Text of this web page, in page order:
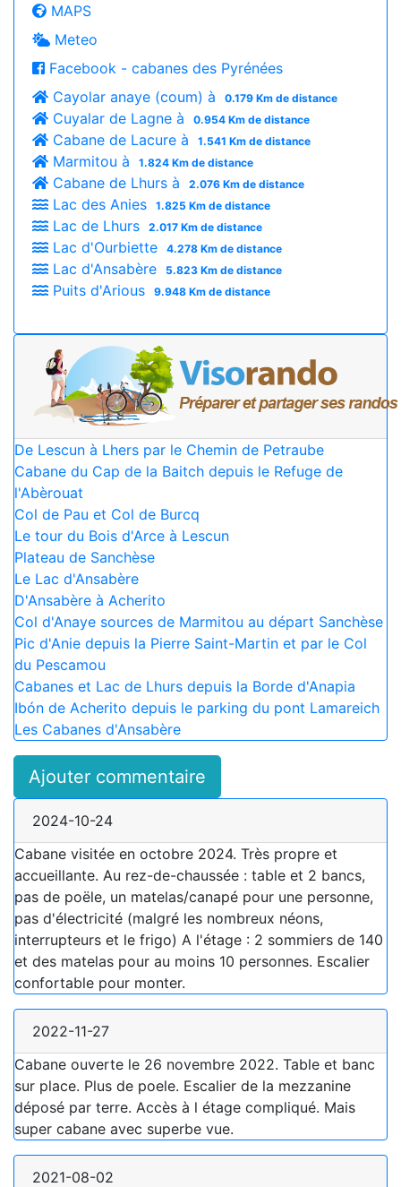
MAPS
Meteo
Facebook - cabanes des Pyrénées
Cayolar anaye (coum) à
0.179 Km de distance
Cuyalar de Lagne à 0.954 Km de distance
Cabane de Lacure à 1.541 Km de distance
Marmitou à 1.824 Km de distance
Cabane de Lhurs à 2.076 Km de distance
Lac des Anies 1.825 Km de distance
Lac de Lhurs 2.017 Km de distance
Lac d'Ourbiette 4.278 Km de distance
Lac d'Ansabère 5.823 Km de distance
Puits d'Arious 9.948 Km de distance
De Lescun à Lhers par le Chemin de Petraube
Cabane du Cap de la Baitch depuis le Refuge de
l'Abèrouat
Col de Pau et Col de Burcq
Le tour du Bois d'Arce à Lescun
Plateau de Sanchèse
Le Lac d'Ansabère
D'Ansabère à Acherito
Col d'Anaye sources de Marmitou au départ Sanchèse
Pic d'Anie depuis la Pierre Saint-Martin et par le Col
du Pescamou
Cabanes et Lac de Lhurs depuis la Borde d'Anapia
Ibón de Acherito depuis le parking du pont Lamareich
Les Cabanes d'Ansabère
Ajouter commentaire
2024-10-24
Cabane visitée en octobre 2024. Très propre et
accueillante. Au rez-de-chaussée : table et 2 bancs,
pas de poële, un matelas/canapé pour une personne,
pas d'électricité (malgré les nombreux néons,
interrupteurs et le frigo) A l'étage : 2 sommiers de 140
et des matelas pour au moins 10 personnes. Escalier
confortable pour monter.
2022-11-27
Cabane ouverte le 26 novembre 2022. Table et banc
sur place. Plus de poele. Escalier de la mezzanine
déposé par terre. Accès à l étage compliqué. Mais
super cabane avec superbe vue.
2021-08-02